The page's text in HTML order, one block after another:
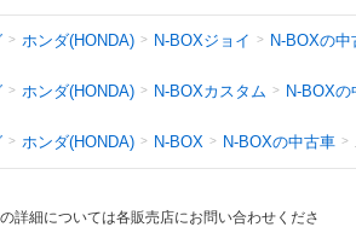
ホンダ(HONDA) N-BOXジョイ N-BOXの中
ホンダ(HONDA) N-BOXカスタム N-BOXの
ホンダ(HONDA) N-BOX N-BOXの中古車
詳細については各販売店にお問い合わせくださ